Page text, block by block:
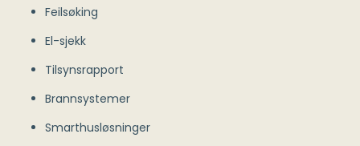
Feilsøking
El-sjekk
Tilsynsrapport
Brannsystemer
Smarthusløsninger